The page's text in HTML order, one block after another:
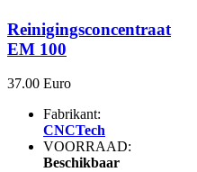
Reinigingsconcentraat
EM 100
37.00 Euro
Fabrikant:
CNCTech
VOORRAAD:
Beschikbaar